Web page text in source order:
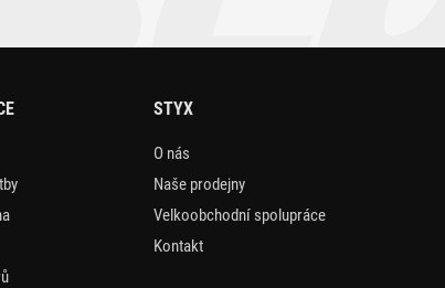
STYX
O nás
Naše prodejny
Velkoobchodní spolupráce
Kontakt